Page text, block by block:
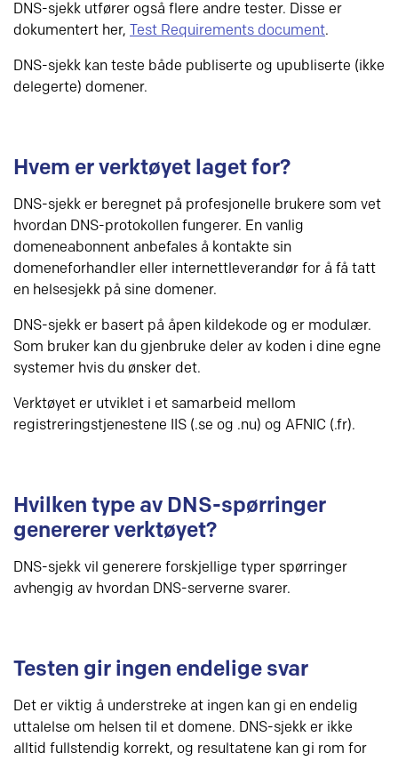
DNS-sjekk utfører også flere andre tester. Disse er
dokumentert her, Test Requirements document.
DNS-sjekk kan teste både publiserte og upubliserte (ikke
delegerte) domener.
Hvem er verktøyet laget for?
DNS-sjekk er beregnet på profesjonelle brukere som vet
hvordan DNS-protokollen fungerer. En vanlig
domeneabonnent anbefales å kontakte sin
domeneforhandler eller internettleverandør for å få tatt
en helsesjekk på sine domener.
DNS-sjekk er basert på åpen kildekode og er modulær.
Som bruker kan du gjenbruke deler av koden i dine egne
systemer hvis du ønsker det.
Verktøyet er utviklet i et samarbeid mellom
registreringstjenestene IIS (.se og .nu) og AFNIC (.fr).
Hvilken type av DNS-spørringer
genererer verktøyet?
DNS-sjekk vil generere forskjellige typer spørringer
avhengig av hvordan DNS-serverne svarer.
Testen gir ingen endelige svar
Det er viktig å understreke at ingen kan gi en endelig
uttalelse om helsen til et domene. DNS-sjekk er ikke
alltid fullstendig korrekt, og resultatene kan gi rom for